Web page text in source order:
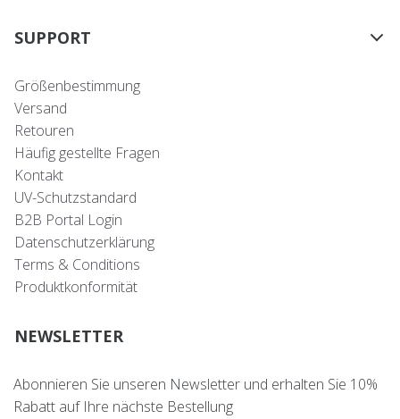
SUPPORT
Größenbestimmung
Versand
Retouren
Häufig gestellte Fragen
Kontakt
UV-Schutzstandard
B2B Portal Login
Datenschutzerklärung
Terms & Conditions
Produktkonformität
NEWSLETTER
Abonnieren Sie unseren Newsletter und erhalten Sie 10%
Rabatt auf Ihre nächste Bestellung